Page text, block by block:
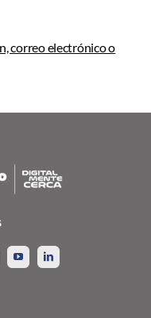
correo electrónico o